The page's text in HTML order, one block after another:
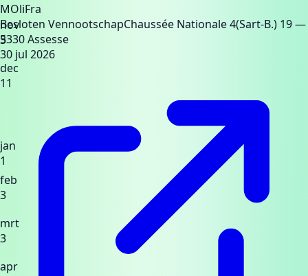
nov
3
dec
11
jan
1
feb
3
mrt
3
apr
MOliFra
Besloten VennootschapChaussée Nationale 4(Sart-B.) 19—
5330 Assesse
30 jul 2026